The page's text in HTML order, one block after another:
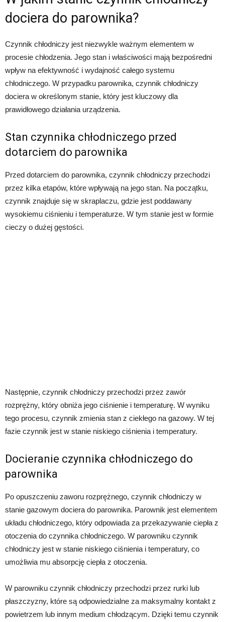
dociera do parownika?
Czynnik chłodniczy jest niezwykle ważnym elementem w
procesie chłodzenia. Jego stan i właściwości mają bezpośredni
wpływ na efektywność i wydajność całego systemu
chłodniczego. W przypadku parownika, czynnik chłodniczy
dociera w określonym stanie, który jest kluczowy dla
prawidłowego działania urządzenia.
Stan czynnika chłodniczego przed
dotarciem do parownika
Przed dotarciem do parownika, czynnik chłodniczy przechodzi
przez kilka etapów, które wpływają na jego stan. Na początku,
czynnik znajduje się w skraplaczu, gdzie jest poddawany
wysokiemu ciśnieniu i temperaturze. W tym stanie jest w formie
cieczy o dużej gęstości.
Następnie, czynnik chłodniczy przechodzi przez zawór
rozprężny, który obniża jego ciśnienie i temperaturę. W wyniku
tego procesu, czynnik zmienia stan z ciekłego na gazowy. W tej
fazie czynnik jest w stanie niskiego ciśnienia i temperatury.
Docieranie czynnika chłodniczego do
parownika
Po opuszczeniu zaworu rozprężnego, czynnik chłodniczy w
stanie gazowym dociera do parownika. Parownik jest elementem
układu chłodniczego, który odpowiada za przekazywanie ciepła z
otoczenia do czynnika chłodniczego. W parowniku czynnik
chłodniczy jest w stanie niskiego ciśnienia i temperatury, co
umożliwia mu absorpcję ciepła z otoczenia.
W parowniku czynnik chłodniczy przechodzi przez rurki lub
płaszczyzny, które są odpowiedzialne za maksymalny kontakt z
powietrzem lub innym medium chłodzącym. Dzięki temu czynnik